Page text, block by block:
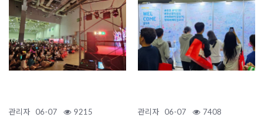
관리자 06-07 9215 관리자 06-07 7408